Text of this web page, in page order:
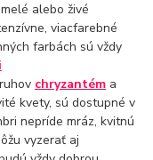
alebo živé
viacfarebné
farbách sú vždy
chryzantém a
kvety, sú dostupné v
nepríde mráz, kvitnú
vyzerať aj